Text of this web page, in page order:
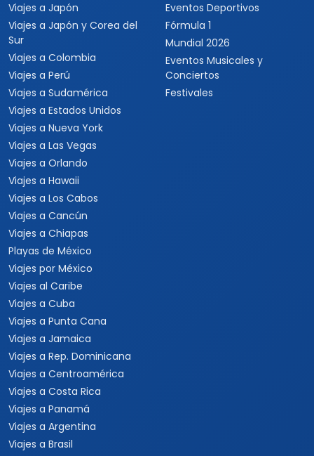
Viajes a Japón
Viajes a Japón y Corea del
Sur
Viajes a Colombia
Viajes a Perú
Viajes a Sudamérica
Viajes a Estados Unidos
Viajes a Nueva York
Viajes a Las Vegas
Viajes a Orlando
Viajes a Hawaii
Viajes a Los Cabos
Viajes a Cancún
Viajes a Chiapas
Playas de México
Viajes por México
Viajes al Caribe
Viajes a Cuba
Viajes a Punta Cana
Viajes a Jamaica
Viajes a Rep. Dominicana
Viajes a Centroamérica
Viajes a Costa Rica
Viajes a Panamá
Viajes a Argentina
Viajes a Brasil
Eventos Deportivos
Fórmula 1
Mundial 2026
Eventos Musicales y
Conciertos
Festivales